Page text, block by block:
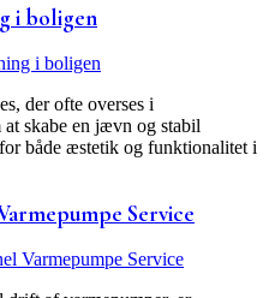
i boligen
der ofte overses i
skabe en jævn og stabil
både æstetik og funktionalitet i
Service